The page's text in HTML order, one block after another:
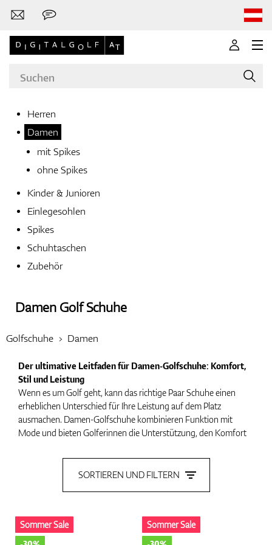
Handschuhe
Schuhe
Bälle
Bags
Trolleys
Herren
Damen
mit Spikes
ohne Spikes
Kinder & Junioren
Einlegesohlen
Spikes
Schuhtaschen
Zubehör
Damen Golf Schuhe
Golfschuhe Damen
Der ultimative Leitfaden für Damen-Golfschuhe: Komfort,
Stil und Leistung
Wenn es um Golf geht, kann das richtige Paar Schuhe einen
erheblichen Unterschied für Ihre Leistung auf dem Platz
ausmachen. Damen-Golfschuhe kombinieren Funktion mit
Mode und bieten Golferinnen die Unterstützung, den Komfort
während sie gleichzeitig stilvoll aussehen. In diesem Leitfaden
werden wir die wichtigsten Merkmale und Vorteile von Damen-
Warum Damen-Golfschuhe wichtig sind
Golf ist ein Sport, der eine einzigartige Kombination aus
SORTIEREN UND FILTERN
Sommer Sale
Sommer Sale